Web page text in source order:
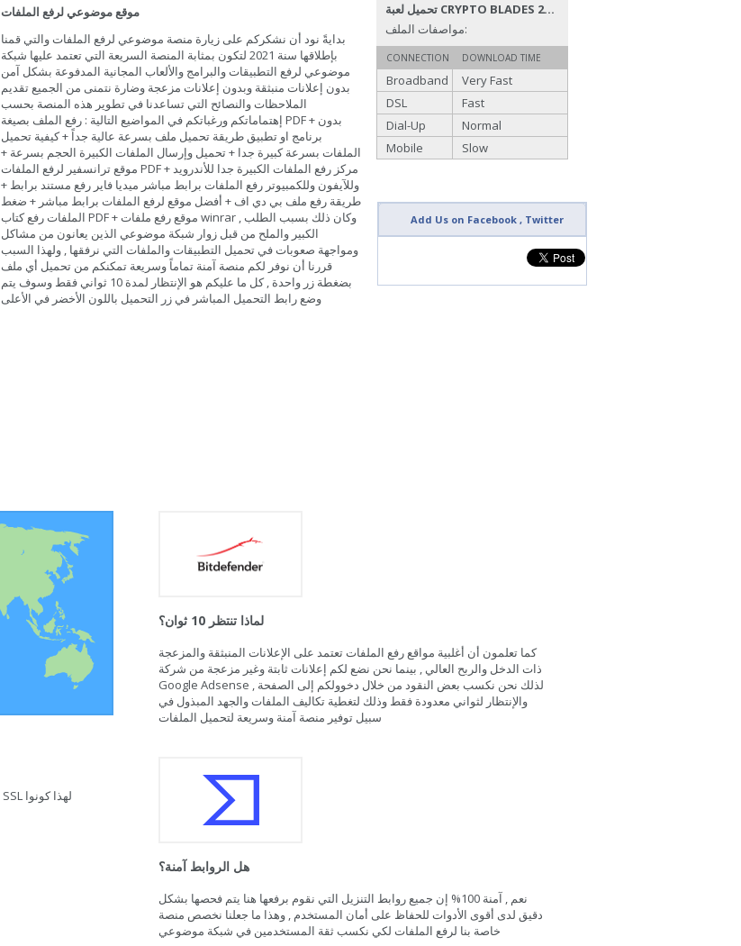
موقع موضوعي لرفع الملفات
بدايةً نود أن نشكركم على زيارة منصة موضوعي لرفع الملفات والتي قمنا
بإطلاقها سنة 2021 لتكون بمثابة المنصة السريعة التي تعتمد عليها شبكة
موضوعي لرفع التطبيقات والبرامج والألعاب المجانية المدفوعة بشكل آمن
بدون إعلانات منبثقة وبدون إعلانات مزعجة وضارة نتمنى من الجميع تقديم
الملاحظات والنصائح التي تساعدنا في تطوير هذه المنصة بحسب
إهتماماتكم ورغباتكم في المواضيع التالية : رفع الملف بصيغة PDF + بدون
برنامج او تطبيق طريقة تحميل ملف بسرعة عالية جداً + كيفية تحميل
الملفات بسرعة كبيرة جدا + تحميل وإرسال الملفات الكبيرة الحجم بسرعة +
موقع ترانسفير لرفع الملفات PDF + مركز رفع الملفات الكبيرة جدا للأندرويد
وللآيفون وللكمبيوتر رفع الملفات برابط مباشر ميديا فاير رفع مستند برابط +
طريقة رفع ملف بي دي اف + أفضل موقع لرفع الملفات برابط مباشر + ضغط
الملفات رفع كتاب PDF + موقع رفع ملفات winrar , وكان ذلك بسبب الطلب
الكبير والملح من قبل زوار شبكة موضوعي الذين يعانون من مشاكل
ومواجهة صعوبات في تحميل التطبيقات والملفات التي نرفقها , ولهذا السبب
قررنا أن نوفر لكم منصة آمنة تماماً وسريعة تمكنكم من تحميل أي ملف
بضغطة زر واحدة , كل ما عليكم هو الإنتظار لمدة 10 ثواني فقط وسوف يتم
وضع رابط التحميل المباشر في زر التحميل باللون الأخضر في الأعلى
تحميل لعبة CRYPTO BLADES لربح العملات الرقمية 2023
مواصفات الملف:
CONNECTION DOWNLOAD TIME
Broadband
Very Fast
DSL
Fast
Dial-Up
Normal
Mobile
Slow
Add Us on Facebook , Twitter
لماذا تنتظر 10 ثوان؟
كما تعلمون أن أغلبية مواقع رفع الملفات تعتمد على الإعلانات المنبثقة والمزعجة
ذات الدخل والربح العالي , بينما نحن نضع لكم إعلانات ثابتة وغير مزعجة من شركة
Google Adsense , لذلك نحن نكسب بعض النقود من خلال دخوولكم إلى الصفحة
والإنتظار لثواني معدودة فقط وذلك لتغطية تكاليف الملفات والجهد المبذول في
سبيل توفير منصة آمنة وسريعة لتحميل الملفات
هل الروابط آمنة؟
نعم , آمنة 100%
إن جميع روابط التنزيل التي نقوم برفعها هنا يتم فحصها بشكل
دقيق لدى أقوى الأدوات للحفاظ على أمان المستخدم , وهذا ما جعلنا نخصص منصة
خاصة بنا لرفع الملفات لكي نكسب ثقة المستخدمين في شبكة موضوعي